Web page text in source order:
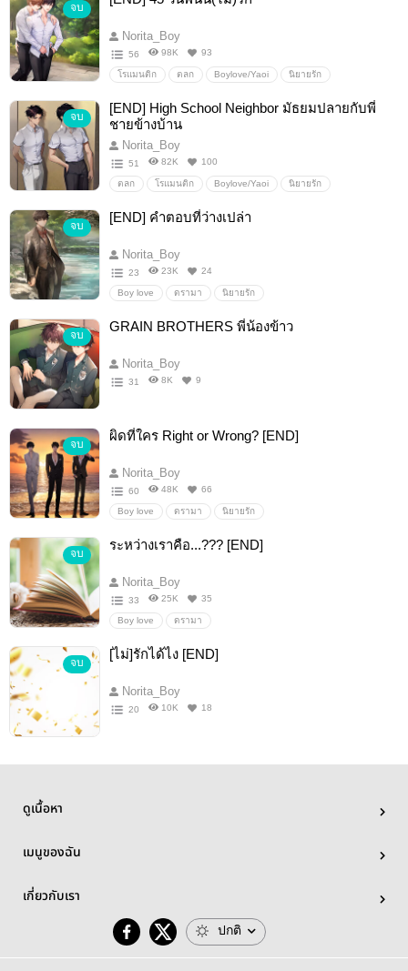
จบ
Norita_Boy
56 98K 93
โรแมนติก ตลก Boylove/Yaoi นิยายรัก
จบ
[END] High School Neighbor มัธยมปลายกับพี่
ชายข้างบ้าน
Norita_Boy
51 82K 100
ตลก โรแมนติก Boylove/Yaoi นิยายรัก
จบ
[END] คำตอบที่ว่างเปล่า
Norita_Boy
23 23K 24
Boy love ดรามา นิยายรัก
จบ
GRAIN BROTHERS พี่น้องข้าว
Norita_Boy
31 8K 9
จบ
ผิดที่ใคร Right or Wrong? [END]
Norita_Boy
60 48K 66
Boy love ดรามา นิยายรัก
จบ
ระหว่างเราคือ...??? [END]
Norita_Boy
33 25K 35
Boy love ดรามา
จบ
[ไม่]รักได้ไง [END]
Norita_Boy
20 10K 18
ดูเนื้อหา
เมนูของฉัน
เกี่ยวกับเรา
ปกติ